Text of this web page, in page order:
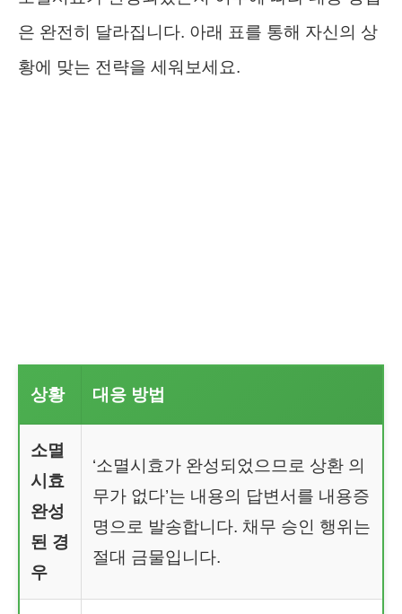
은 완전히 달라집니다. 아래 표를 통해 자신의 상
황에 맞는 전략을 세워보세요.
상황 대응 방법
소멸
시효
완성
된 경
우
‘소멸시효가 완성되었으므로 상환 의
무가 없다’는 내용의 답변서를 내용증
명으로 발송합니다. 채무 승인 행위는
절대 금물입니다.